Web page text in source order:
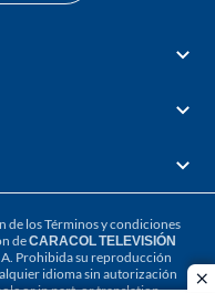
de losTérminos y condiciones
deCARACOL TELEVISIÓN
Prohibida su reproducción
idioma sin autorización